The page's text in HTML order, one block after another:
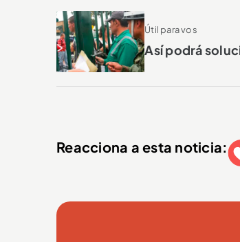
Útil para vos
Así podrá
Reacciona a esta noticia: